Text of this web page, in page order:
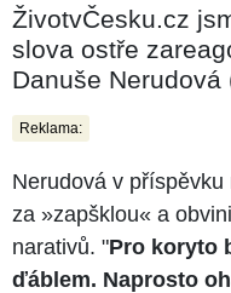
ŽivotvČesku.cz
slova ostře
Danuše Nerudová
Reklama:
Nerudová v
za »zapšklou« a
narativů. "Pro koryto
ďáblem. Naprosto